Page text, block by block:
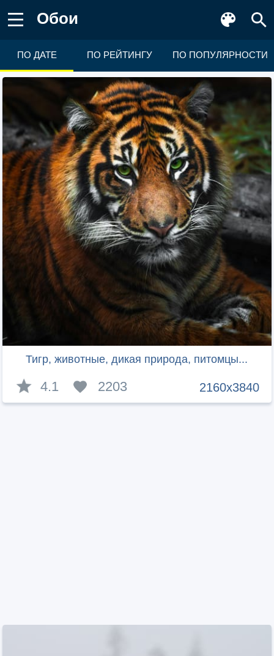
Обои
ПО ДАТЕ ПО РЕЙТИНГУ ПО ПОПУЛЯРНОСТИ
Тигр, животные, дикая природа, питомцы...
2160x3840
4.1 2203